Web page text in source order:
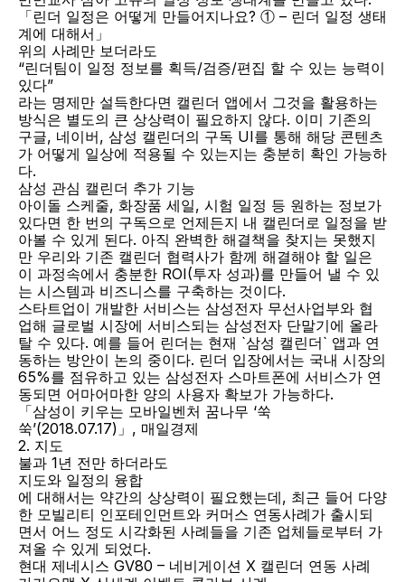
「린더 일정은 어떻게 만들어지나요? ① – 린더 일정 생태
계에 대해서」
위의 사례만 보더라도
“린더팀이 일정 정보를 획득/검증/편집 할 수 있는 능력이
있다”
라는 명제만 설득한다면 캘린더 앱에서 그것을 활용하는
방식은 별도의 큰 상상력이 필요하지 않다. 이미 기존의
구글, 네이버, 삼성 캘린더의 구독 UI를 통해 해당 콘텐츠
가 어떻게 일상에 적용될 수 있는지는 충분히 확인 가능하
다.
삼성 관심 캘린더 추가 기능
아이돌 스케줄, 화장품 세일, 시험 일정 등 원하는 정보가
있다면 한 번의 구독으로 언제든지 내 캘린더로 일정을 받
아볼 수 있게 된다. 아직 완벽한 해결책을 찾지는 못했지
만 우리와 기존 캘린더 협력사가 함께 해결해야 할 일은
이 과정속에서 충분한 ROI(투자 성과)를 만들어 낼 수 있
는 시스템과 비즈니스를 구축하는 것이다.
스타트업이 개발한 서비스는 삼성전자 무선사업부와 협
업해 글로벌 시장에 서비스되는 삼성전자 단말기에 올라
탈 수 있다. 예를 들어 린더는 현재 `삼성 캘린더` 앱과 연
동하는 방안이 논의 중이다. 린더 입장에서는 국내 시장의
65%를 점유하고 있는 삼성전자 스마트폰에 서비스가 연
동되면 어마어마한 양의 사용자 확보가 가능하다.
「삼성이 키우는 모바일벤처 꿈나무 ‘쑥
쑥’(2018.07.17)」, 매일경제
2. 지도
불과 1년 전만 하더라도
지도와 일정의 융합
에 대해서는 약간의 상상력이 필요했는데, 최근 들어 다양
한 모빌리티 인포테인먼트와 커머스 연동사례가 출시되
면서 어느 정도 시각화된 사례들을 기존 업체들로부터 가
져올 수 있게 되었다.
현대 제네시스 GV80 – 네비게이션 X 캘린더 연동 사례